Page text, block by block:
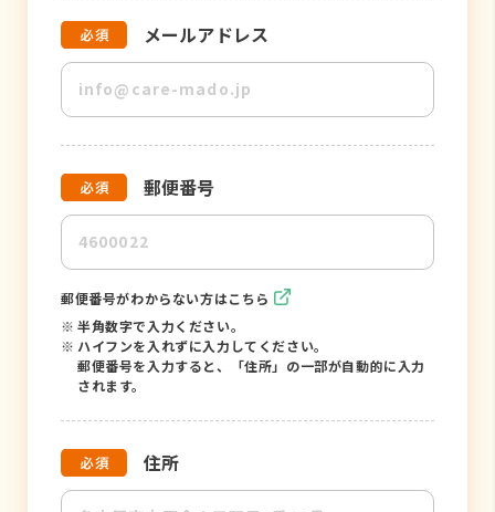
メールアドレス
郵便番号
郵便番号がわからない方はこちら
※ 半角数字で入力ください。
※ ハイフンを入れずに入力してください。
郵便番号を入力すると、「住所」の一部が自動的に入力
されます。
住所